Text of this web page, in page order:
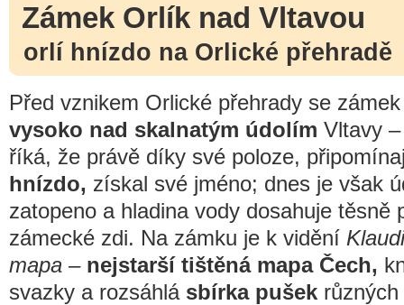
Zámek Orlík nad Vltavou
orlí hnízdo na Orlické přehradě
Před vznikem Orlické přehrady se
vysoko nad skalnatým údolím Vltavy
říká, že právě díky své poloze,
hnízdo, získal své jméno; dnes je však
zatopeno a hladina vody dosahuje těsně
zámecké zdi. Na zámku je k vidění
mapa – nejstarší tištěná mapa Čech,
svazky a rozsáhlá sbírka pušek